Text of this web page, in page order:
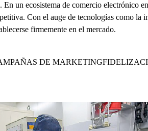
un ecosistema de comercio electrónico
Con el auge de tecnologías como
firmemente en el mercado.
DE MARKETING